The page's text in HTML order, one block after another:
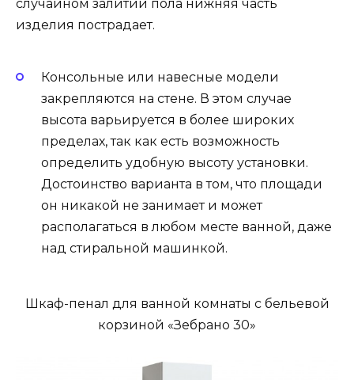
случайном залитии пола нижняя часть
изделия пострадает.
Консольные или навесные модели
закрепляются на стене. В этом случае
высота варьируется в более широких
пределах, так как есть возможность
определить удобную высоту установки.
Достоинство варианта в том, что площади
он никакой не занимает и может
располагаться в любом месте ванной, даже
над стиральной машинкой.
Шкаф-пенал для ванной комнаты с бельевой
корзиной «Зебрано 30»